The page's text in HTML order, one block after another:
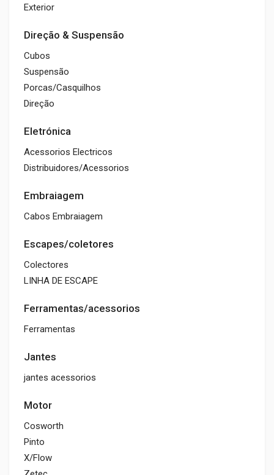
Exterior
Direção & Suspensão
Cubos
Suspensão
Porcas/Casquilhos
Direção
Eletrónica
Acessorios Electricos
Distribuidores/Acessorios
Embraiagem
Cabos Embraiagem
Escapes/coletores
Colectores
LINHA DE ESCAPE
Ferramentas/acessorios
Ferramentas
Jantes
jantes acessorios
Motor
Cosworth
Pinto
X/Flow